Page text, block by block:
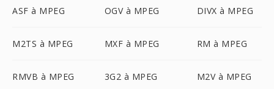
ASF à MPEG OGV à MPEG DIVX à MPEG
M2TS à MPEG MXF à MPEG RM à MPEG
RMVB à MPEG 3G2 à MPEG M2V à MPEG